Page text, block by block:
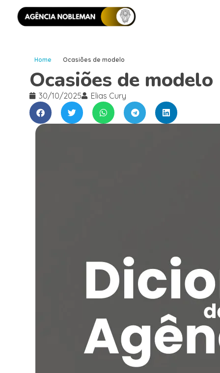
Home Ocasiões de modelo
Ocasiões de modelo
30/10/2025 Elias Cury